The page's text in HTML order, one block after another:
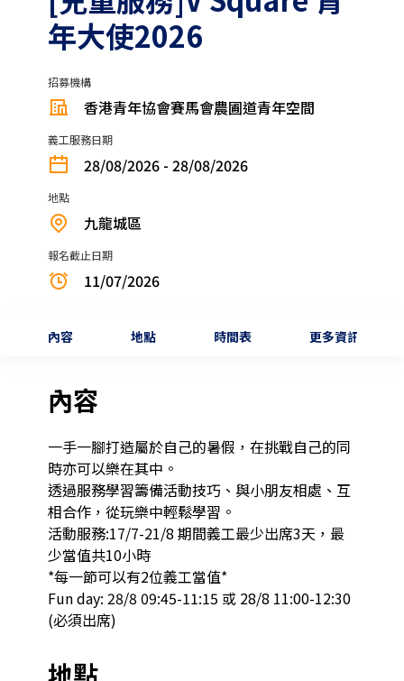
年大使2026
招募機構
香港青年協會賽馬會農圃道青年空間
義工服務日期
28/08/2026 - 28/08/2026
地點
九龍城區
報名截止日期
11/07/2026
內容 地點 時間表 更多資訊
內容
一手一腳打造屬於自己的暑假，在挑戰自己的同
時亦可以樂在其中。
透過服務學習籌備活動技巧、與小朋友相處、互
相合作，從玩樂中輕鬆學習。
活動服務:17/7-21/8 期間義工最少出席3天，最
少當值共10小時
*每一節可以有2位義工當值*
Fun day: 28/8 09:45-11:15 或 28/8 11:00-12:30